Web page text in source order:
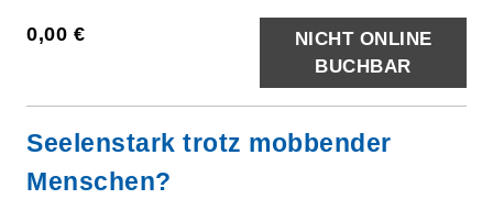
0,00 €
NICHT ONLINE
BUCHBAR
Seelenstark trotz mobbender
Menschen?